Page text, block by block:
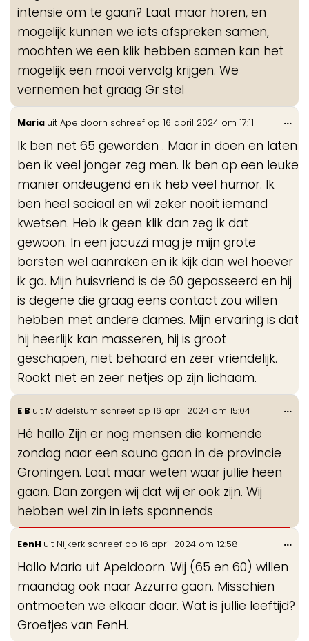
intensie om te gaan? Laat maar horen, en
mogelijk kunnen we iets afspreken samen,
mochten we een klik hebben samen kan het
mogelijk een mooi vervolg krijgen. We
vernemen het graag Gr stel
Maria uit Apeldoorn schreef op 16 april 2024 om 17:11
Ik ben net 65 geworden . Maar in doen en laten
ben ik veel jonger zeg men. Ik ben op een leuke
manier ondeugend en ik heb veel humor. Ik
ben heel sociaal en wil zeker nooit iemand
kwetsen. Heb ik geen klik dan zeg ik dat
gewoon. In een jacuzzi mag je mijn grote
borsten wel aanraken en ik kijk dan wel hoever
ik ga. Mijn huisvriend is de 60 gepasseerd en hij
is degene die graag eens contact zou willen
hebben met andere dames. Mijn ervaring is dat
hij heerlijk kan masseren, hij is groot
geschapen, niet behaard en zeer vriendelijk.
Rookt niet en zeer netjes op zijn lichaam.
...
E B uit Middelstum schreef op 16 april 2024 om 15:04
Hé hallo Zijn er nog mensen die komende
zondag naar een sauna gaan in de provincie
Groningen. Laat maar weten waar jullie heen
gaan. Dan zorgen wij dat wij er ook zijn. Wij
hebben wel zin in iets spannends
...
EenH uit Nijkerk schreef op 16 april 2024 om 12:58
Hallo Maria uit Apeldoorn. Wij (65 en 60) willen
maandag ook naar Azzurra gaan. Misschien
ontmoeten we elkaar daar. Wat is jullie leeftijd?
Groetjes van EenH.
...